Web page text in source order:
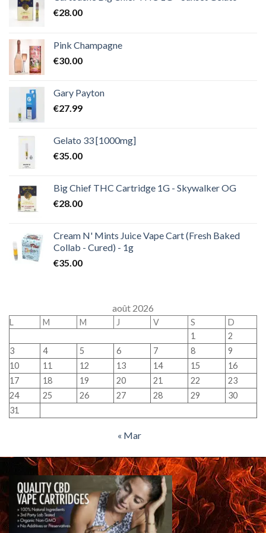
€28.00
Pink Champagne
€30.00
Gary Payton
€27.99
Gelato 33 [1000mg]
€35.00
Big Chief THC Cartridge 1G - Skywalker OG
€28.00
Cream N' Mints Juice Vape Cart (Fresh Baked
Collab - Cured) - 1g
€35.00
août 2026
L M M J V S
D
1
2
3
4 5 6 7 8
9
10
11 12 13 14 15
16
17
18 19 20 21 22
23
24
25 26 27 28 29
30
31
« Mar